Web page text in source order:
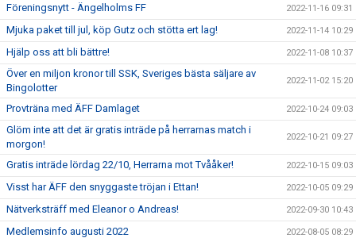
Föreningsnytt - Ängelholms FF 2022-11-16 09:31
Mjuka paket till jul, köp Gutz och stötta ert lag! 2022-11-14 10:29
Hjälp oss att bli bättre! 2022-11-08 10:37
Över en miljon kronor till SSK, Sveriges bästa säljare av
Bingolotter
2022-11-02 15:20
Provträna med ÄFF Damlaget 2022-10-24 09:03
Glöm inte att det är gratis inträde på herrarnas match i
morgon!
2022-10-21 09:27
Gratis inträde lördag 22/10, Herrarna mot Tvååker! 2022-10-15 09:03
Visst har ÄFF den snyggaste tröjan i Ettan! 2022-10-05 09:29
Nätverksträff med Eleanor o Andreas! 2022-09-30 10:43
Medlemsinfo augusti 2022 2022-08-05 08:29